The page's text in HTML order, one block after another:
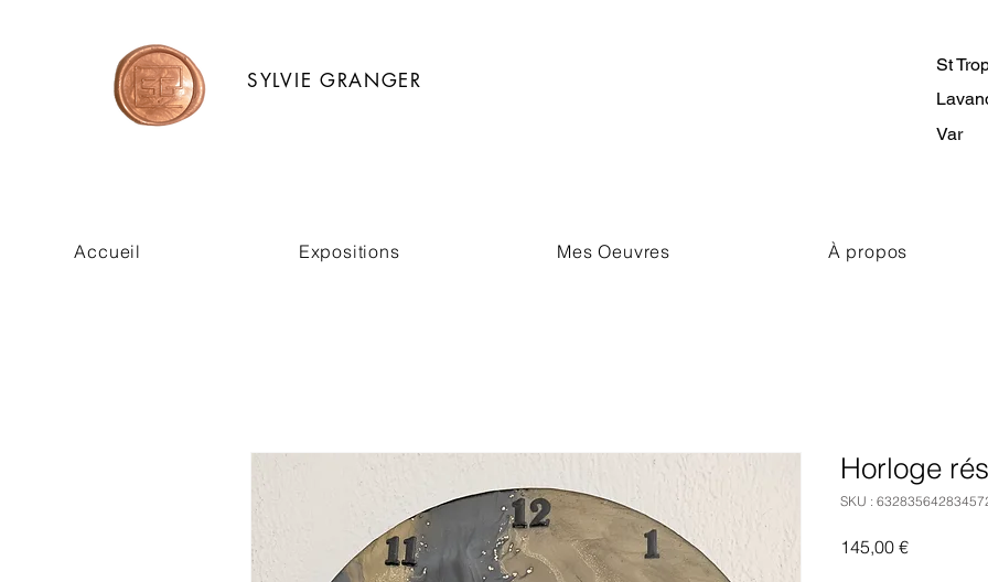
SYLVIE GRANGER
St
Var
Accueil Expositions Mes Oeuvres À propos
Horloge
SKU :
145,00 €Prix